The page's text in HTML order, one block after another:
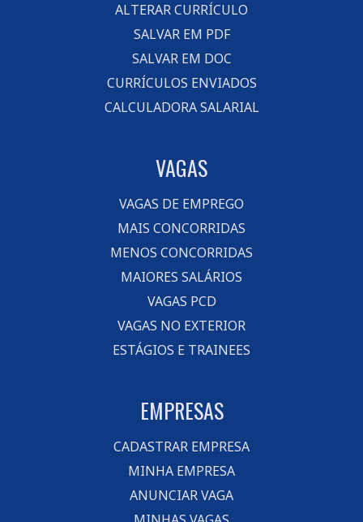
ALTERAR CURRÍCULO
SALVAR EM PDF
SALVAR EM DOC
CURRÍCULOS ENVIADOS
CALCULADORA SALARIAL
VAGAS
VAGAS DE EMPREGO
MAIS CONCORRIDAS
MENOS CONCORRIDAS
MAIORES SALÁRIOS
VAGAS PCD
VAGAS NO EXTERIOR
ESTÁGIOS E TRAINEES
EMPRESAS
CADASTRAR EMPRESA
MINHA EMPRESA
ANUNCIAR VAGA